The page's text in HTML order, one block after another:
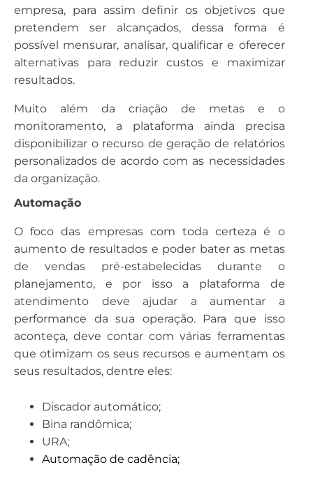
empresa, para assim definir os objetivos que
pretendem ser alcançados, dessa forma é
possível mensurar, analisar, qualificar e oferecer
alternativas para reduzir custos e maximizar
resultados.
Muito além da criação de metas e o
monitoramento, a plataforma ainda precisa
disponibilizar o recurso de geração de relatórios
personalizados de acordo com as necessidades
da organização.
Automação
O foco das empresas com toda certeza é o
aumento de resultados e poder bater as metas
de vendas pré-estabelecidas durante o
planejamento, e por isso a plataforma de
atendimento deve ajudar a aumentar a
performance da sua operação. Para que isso
aconteça, deve contar com várias ferramentas
que otimizam os seus recursos e aumentam os
seus resultados, dentre eles:
Discador automático;
Bina randômica;
URA;
Automação de cadência;